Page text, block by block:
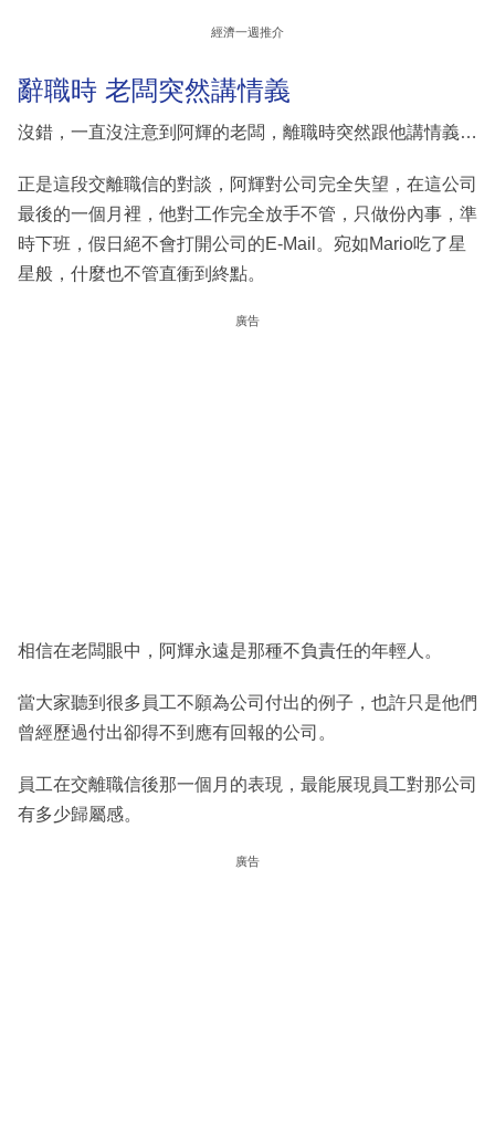
經濟一週推介
辭職時 老闆突然講情義
沒錯，一直沒注意到阿輝的老闆，離職時突然跟他講情義…
正是這段交離職信的對談，阿輝對公司完全失望，在這公司
最後的一個月裡，他對工作完全放手不管，只做份內事，準
時下班，假日絕不會打開公司的E-Mail。宛如Mario吃了星
星般，什麼也不管直衝到終點。
廣告
相信在老闆眼中，阿輝永遠是那種不負責任的年輕人。
當大家聽到很多員工不願為公司付出的例子，也許只是他們
曾經歷過付出卻得不到應有回報的公司。
員工在交離職信後那一個月的表現，最能展現員工對那公司
有多少歸屬感。
廣告